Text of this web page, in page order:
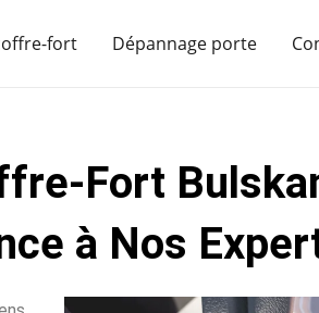
fort Dépannage porte
Fort
à Nos